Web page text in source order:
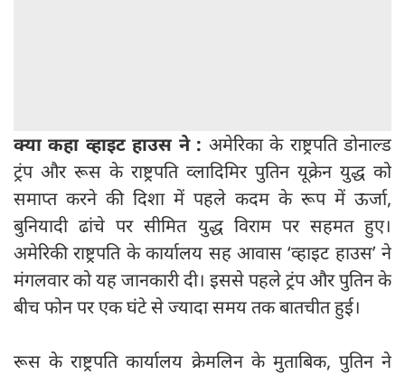
क्या कहा व्हाइट हाउस ने : अमेरिका के राष्ट्रपति डोनाल्ड
ट्रंप और रूस के राष्ट्रपति व्लादिमिर पुतिन यूक्रेन युद्ध को
समाप्त करने की दिशा में पहले कदम के रूप में ऊर्जा,
बुनियादी ढांचे पर सीमित युद्ध विराम पर सहमत हुए।
अमेरिकी राष्ट्रपति के कार्यालय सह आवास ‘व्हाइट हाउस’ ने
मंगलवार को यह जानकारी दी। इससे पहले ट्रंप और पुतिन के
बीच फोन पर एक घंटे से ज्यादा समय तक बातचीत हुई।
रूस के राष्ट्रपति कार्यालय क्रेमलिन के मुताबिक, पुतिन ने